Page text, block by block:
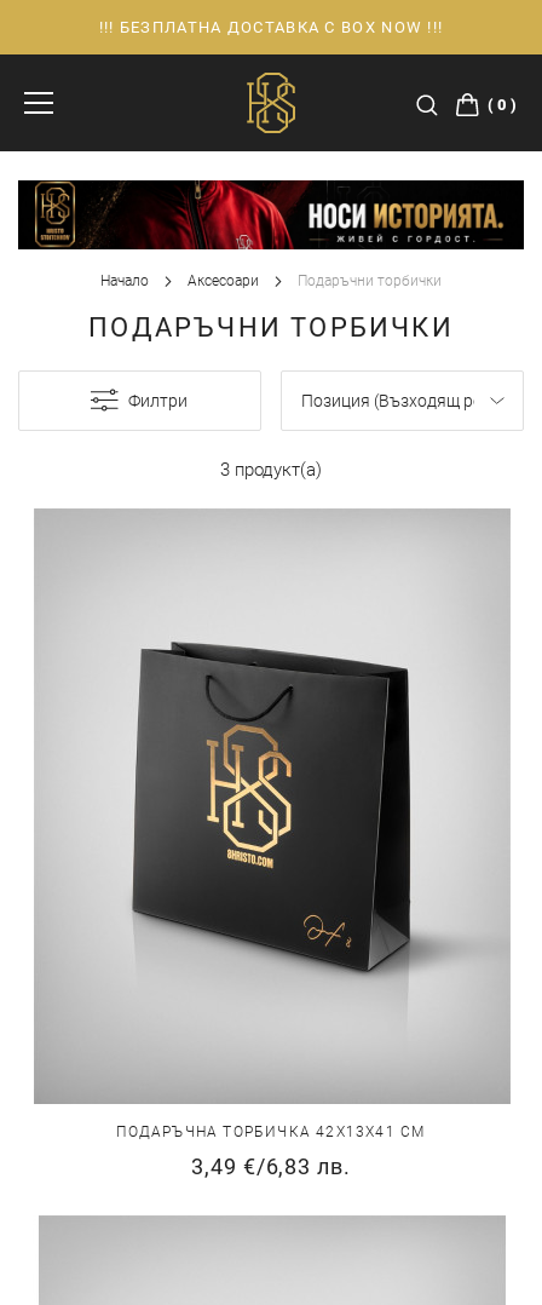
Прескачане
към
съдържанието
!!! БЕЗПЛАТНА ДОСТАВКА С BOX NOW !!!
0
Начало Аксесоари Подаръчни торбички
ПОДАРЪЧНИ ТОРБИЧКИ
Филтри
3 продукт(а)
ПОДАРЪЧНА ТОРБИЧКА 42Х13Х41 СМ
3,49 €/6,83 лв.